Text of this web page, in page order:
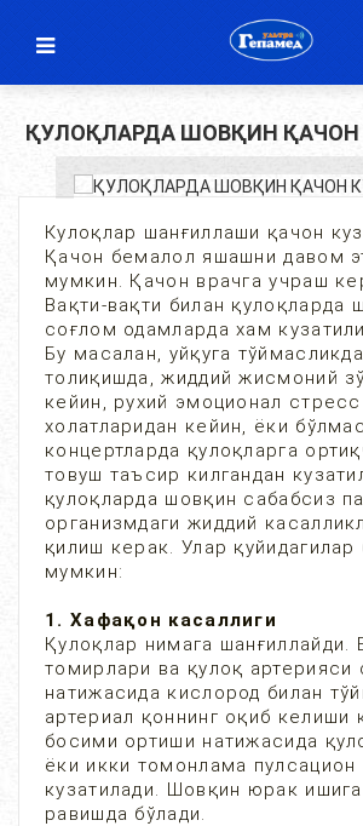
ҚУЛОҚЛАРДА ШОВҚИН ҚАЧОН
Кулоқлар шанғиллаши қачон
Қачон бемалол яшашни давом
мумкин. Қачон врачга учраш
Вақти-вақти билан қулоқларда
соғлом одамларда хам
Бу масалан, уйқуга
толиқишда, жиддий жисмоний
кейин, рухий эмоционал стресс
холатларидан кейин, ёки
концертларда қулоқларга
товуш таъсир килгандан
қулоқларда шовқин сабабсиз
организмдаги жиддий
қилиш керак. Улар қуйидагилар
мумкин:
1. Хафақон касаллиги
Қулоқлар нимага шанғиллайди.
томирлари ва қулоқ артерияси
натижасида кислород билан
артериал қоннинг оқиб келиши
босими ортиши натижасида
ёки икки томонлама пулсацион
кузатилади. Шовқин юрак
равишда бўлади.